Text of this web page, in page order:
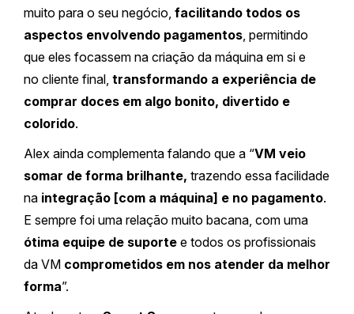
muito para o seu negócio, facilitando todos os
aspectos envolvendo pagamentos, permitindo
que eles focassem na criação da máquina em si e
no cliente final, transformando a experiência de
comprar doces em algo bonito, divertido e
colorido.
Alex ainda complementa falando que a “VM veio
somar de forma brilhante, trazendo essa facilidade
na integração [com a máquina] e no pagamento.
E sempre foi uma relação muito bacana, com uma
ótima equipe de suporte e todos os profissionais
da VM comprometidos em nos atender da melhor
forma”.